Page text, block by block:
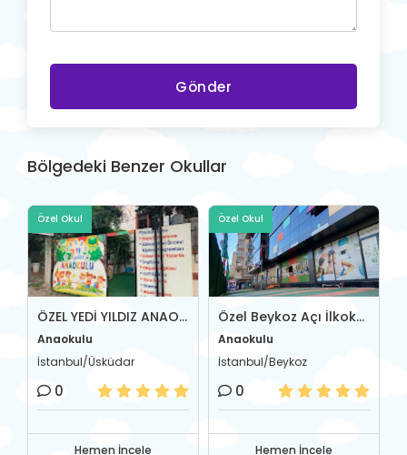
Gönder
Bölgedeki Benzer Okullar
Özel Okul
ÖZEL YEDİ YILDIZ ANAOKULU
Anaokulu
İstanbul/Üsküdar
0
Hemen İncele
Özel Okul
Özel Beykoz Açı İlkokul-Ortaokulu
Anaokulu
İstanbul/Beykoz
0
Hemen İncele